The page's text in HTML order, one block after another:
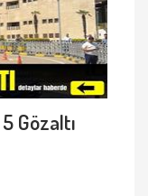
Gözaltı